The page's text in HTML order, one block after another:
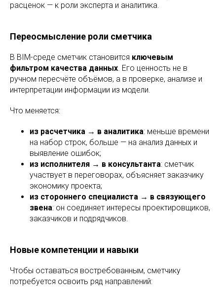
расценок — к роли эксперта и аналитика.
Переосмысление роли сметчика
В BIM-среде сметчик становится ключевым
фильтром качества данных. Его ценность не в
ручном пересчёте объёмов, а в проверке, анализе и
интерпретации информации из модели.
Что меняется:
из расчетчика → в аналитика: меньше времени
на набор строк, больше — на анализ данных и
выявление ошибок;
из исполнителя → в консультанта: сметчик
участвует в переговорах, объясняет заказчику
экономику проекта;
из стороннего специалиста → в связующего
звена: он соединяет интересы проектировщиков,
заказчиков и подрядчиков.
Новые компетенции и навыки
Чтобы оставаться востребованным, сметчику
потребуется освоить ряд направлений: